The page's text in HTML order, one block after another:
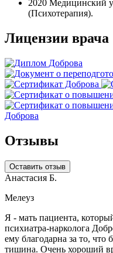
2020 Медицинский
(Психотерапия).
Лицензии врача
Отзывы
Оставить отзыв
Анастасия Б.
Мелеуз
Я - мать пациента,
психиатра-нарколога
ему благодарна за то, что
тишина. Очень хороший